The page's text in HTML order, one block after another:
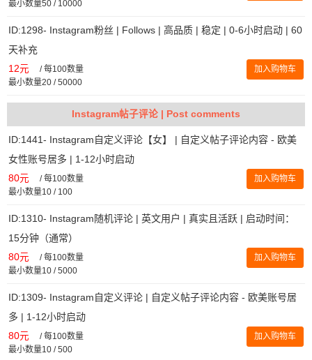
最小数量50 / 10000
ID:1298- Instagram粉丝 | Follows | 高品质 | 稳定 | 0-6小时启动 | 60
天补充
12元 /每100数量
最小数量20 / 50000
加入购物车
Instagram帖子评论 | Post comments
ID:1441- Instagram自定义评论【女】 | 自定义帖子评论内容 - 欧美
女性账号居多 | 1-12小时启动
80元 /每100数量
最小数量10 / 100
加入购物车
ID:1310- Instagram随机评论 | 英文用户 | 真实且活跃 | 启动时间：
15分钟（通常）
80元 /每100数量
最小数量10 / 5000
加入购物车
ID:1309- Instagram自定义评论 | 自定义帖子评论内容 - 欧美账号居
多 | 1-12小时启动
80元 /每100数量
最小数量10 / 500
加入购物车